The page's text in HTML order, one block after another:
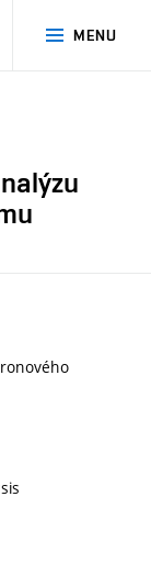
MENU